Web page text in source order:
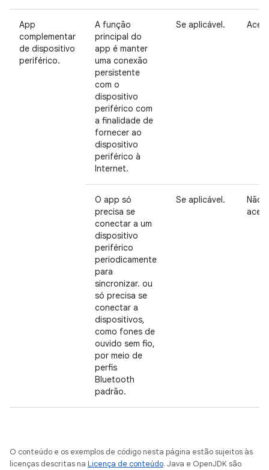
App
complementar
de dispositivo
periférico.
A função
principal do
app é manter
uma conexão
persistente
com o
dispositivo
periférico com
a finalidade de
fornecer ao
dispositivo
periférico à
Internet.
Se aplicável.
O app só
precisa se
conectar a um
dispositivo
periférico
periodicamente
para
sincronizar. ou
só precisa se
conectar a
dispositivos,
como fones de
ouvido sem fio,
por meio de
perfis
Bluetooth
padrão.
Se aplicável.
Não
O conteúdo e os exemplos de código nesta página estão sujeitos às
licenças descritas na Licença de conteúdo. Java e OpenJDK são